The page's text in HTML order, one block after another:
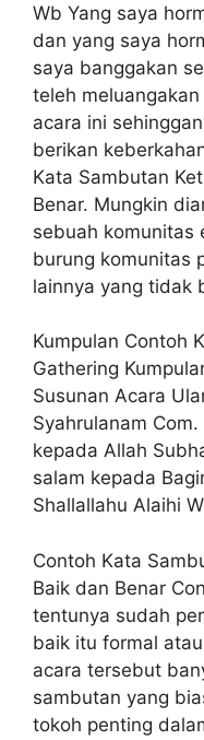
Wb Yang saya
dan yang saya
saya banggakan
teleh
acara ini
berikan
Kata Sambutan
Benar. Mungkin
sebuah komunitas
burung komunitas
lainnya yang tidak
Kumpulan Contoh
Gathering
Susunan Acara
Syahrulanam
kepada Allah
salam kepada
Shallallahu Alaihi
Contoh Kata
Baik dan Benar
tentunya sudah
baik itu formal
acara tersebut
sambutan yang
tokoh penting